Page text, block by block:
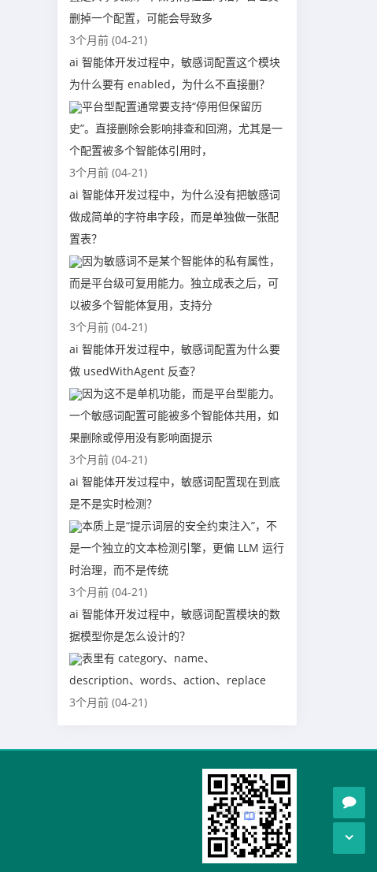
删掉一个配置，可能会导致多
3个月前 (04-21)
ai 智能体开发过程中，敏感词配置这个模块
为什么要有 enabled，为什么不直接删？
平台型配置通常要支持“停用但保留历
史”。直接删除会影响排查和回溯，尤其是一
个配置被多个智能体引用时，
3个月前 (04-21)
ai 智能体开发过程中，为什么没有把敏感词
做成简单的字符串字段，而是单独做一张配
置表？
因为敏感词不是某个智能体的私有属性，
而是平台级可复用能力。独立成表之后，可
以被多个智能体复用，支持分
3个月前 (04-21)
ai 智能体开发过程中，敏感词配置为什么要
做 usedWithAgent 反查？
因为这不是单机功能，而是平台型能力。
一个敏感词配置可能被多个智能体共用，如
果删除或停用没有影响面提示
3个月前 (04-21)
ai 智能体开发过程中，敏感词配置现在到底
是不是实时检测？
本质上是“提示词层的安全约束注入”，不
是一个独立的文本检测引擎，更偏 LLM 运行
时治理，而不是传统
3个月前 (04-21)
ai 智能体开发过程中，敏感词配置模块的数
据模型你是怎么设计的？
表里有 category、name、
description、words、action、replace
3个月前 (04-21)